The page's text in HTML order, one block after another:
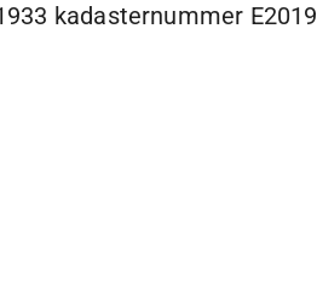
kadasternummer E2019